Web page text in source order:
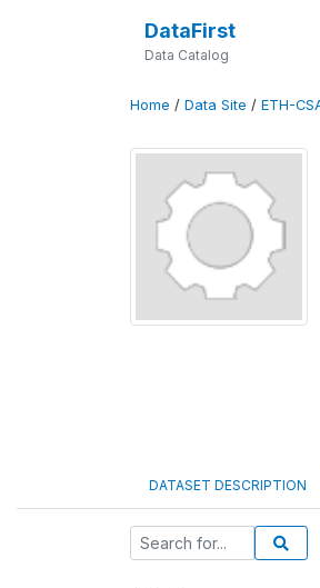
DataFirst
Data Catalog
Home / Data Site / ETH-
DATASET DESCRIPTION